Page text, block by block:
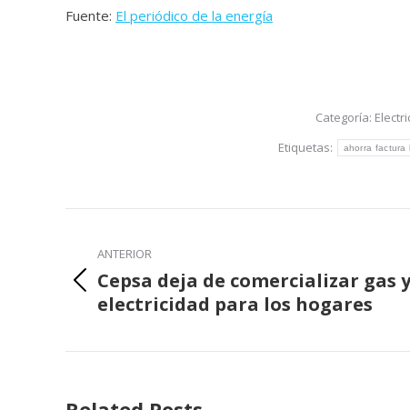
Fuente: El periódico de la energía
Categoría:
Etiquetas:
ahorra factura
entre
publicaciones
ANTERIOR
Publicación
anterior:
Cepsa deja de comercializar gas y
electricidad para los hogares